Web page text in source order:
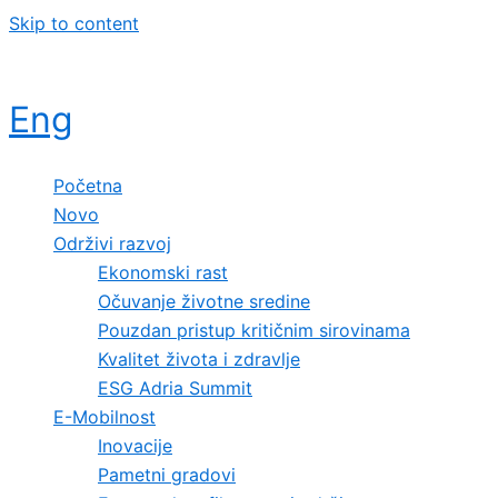
Skip to content
Eng
Početna
Novo
Održivi razvoj
Ekonomski rast
Očuvanje životne sredine
Pouzdan pristup kritičnim sirovinama
Kvalitet života i zdravlje
ESG Adria Summit
E-Mobilnost
Inovacije
Pametni gradovi